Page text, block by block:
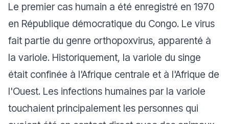
Le premier cas humain a été enregistré en 1970
en République démocratique du Congo. Le virus
fait partie du genre orthopoxvirus, apparenté à
la variole. Historiquement, la variole du singe
était confinée à l'Afrique centrale et à l'Afrique de
l'Ouest. Les infections humaines par la variole
touchaient principalement les personnes qui